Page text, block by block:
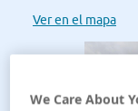
Ver en el mapa
We Care About